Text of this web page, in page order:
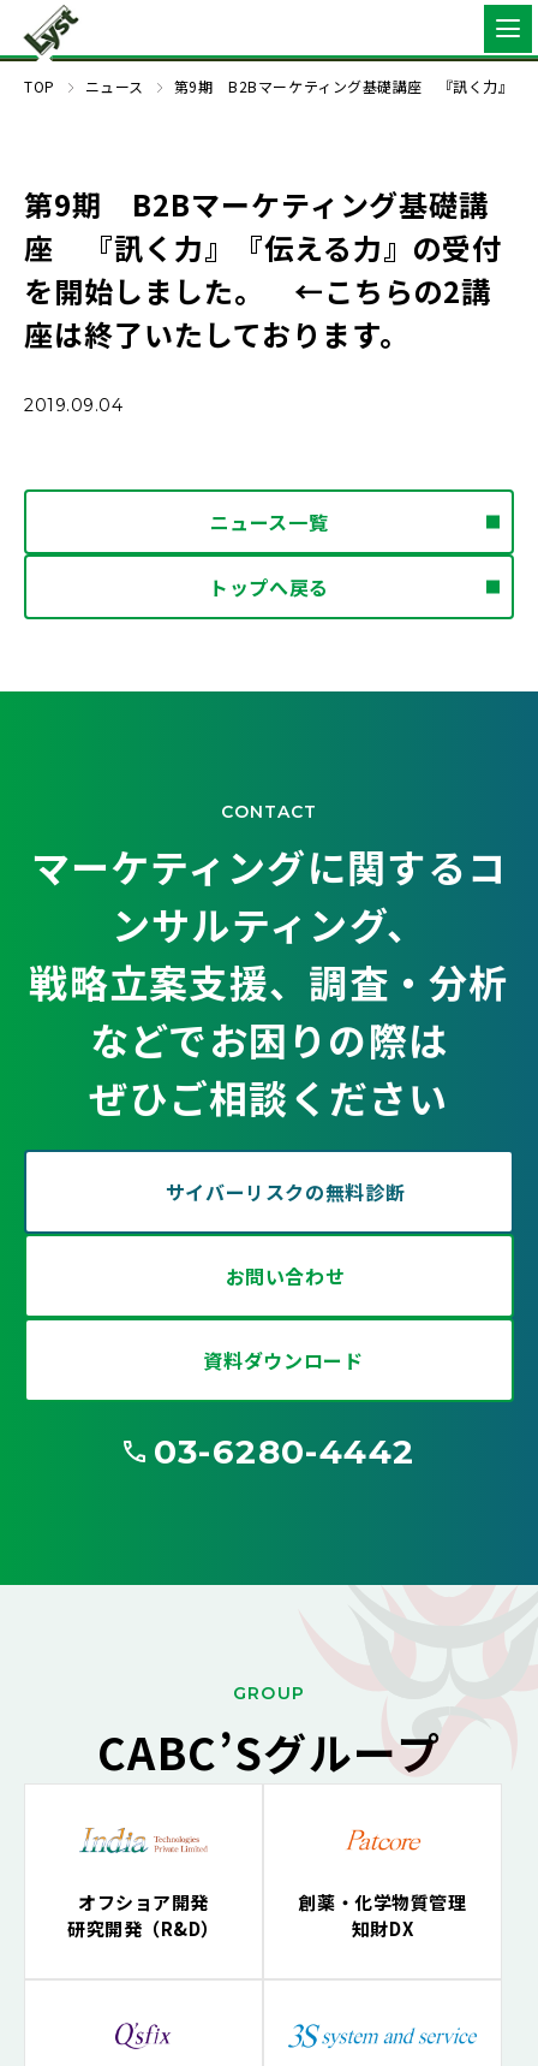
TOP ニュース 第9期 B2Bマーケティング基礎講座 『訊く力』『
第9期 B2Bマーケティング基礎講
座 『訊く力』『伝える力』の受付
を開始しました。 ←こちらの2講
座は終了いたしております。
2019.09.04
ニュース一覧
トップへ戻る
CONTACT
マーケティングに関するコ
ンサルティング、
戦略立案支援、調査・分析
などでお困りの際は
ぜひご相談ください
サイバーリスクの無料診断
お問い合わせ
資料ダウンロード
03-6280-4442
GROUP
CABC’Sグループ
オフショア開発
研究開発（R&D）
創薬・化学物質管理
知財DX